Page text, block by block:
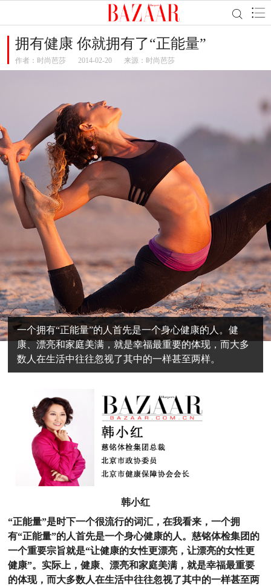
拥有健康 你就拥有了“正能量”
作者： 时尚芭莎 2014-02-20 来源：时尚芭莎
一个拥有“正能量”的人首先是一个身心健康的人。健
康、漂亮和家庭美满，就是幸福最重要的体现，而大多
数人在生活中往往忽视了其中的一样甚至两样。
韩小红
“正能量”是时下一个很流行的词汇，在我看来，一个拥
有“正能量”的人首先是一个身心健康的人。慈铭体检集团的
一个重要宗旨就是“让健康的女性更漂亮，让漂亮的女性更
健康”。实际上，健康、漂亮和家庭美满，就是幸福最重要
的体现，而大多数人在生活中往往忽视了其中的一样甚至两